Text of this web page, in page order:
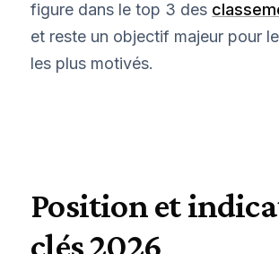
figure dans le top 3 des
et reste un objectif majeur pour
les plus motivés.
Position et
clés 2026